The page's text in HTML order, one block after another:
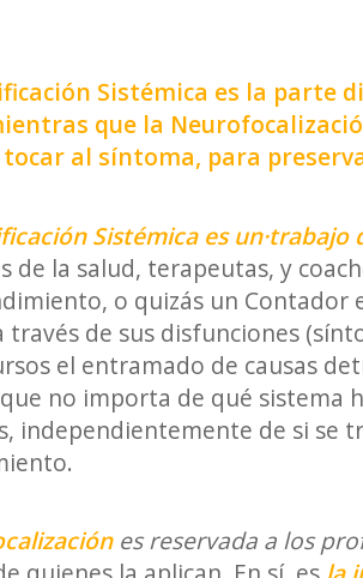
Sistémica es la parte
que la
tocar al síntoma, para
Sistémica es
de la salud, terapeutas, y
o quizás un Contador
través de sus disfunciones
el entramado de causas
no importa de qué sistema
independientemente de si se
es reservada a los